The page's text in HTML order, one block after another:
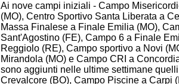
Ai nove campi iniziali - Campo
(MO), Centro Sportivo Santa Liberata a
Massa Finalese a Finale Emilia (MO),
Sant'Agostino (FE), Campo 6 a Finale
Reggiolo (RE), Campo sportivo a Novi
Mirandola (MO) e Campo CRI a
sono aggiunti nelle ultime settimane
Crevalcore (BO), Campo Piscine a Carpi